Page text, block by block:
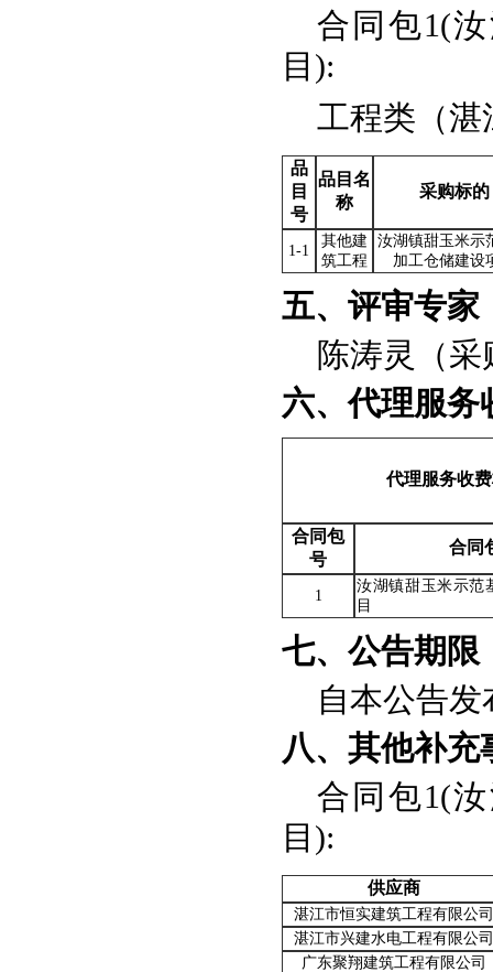
合同包1(
目):
工程类（湛
品
目
号
品目名
称
采购标的
1-1
其他建
筑工程
汝湖镇甜玉米示
加工仓储建设
五、评审专家
陈涛灵（
六、代理服务
代理服务收
合同包
号
合同
1
汝湖镇甜玉米示范
目
七、公告期限
自本公告
八、其他补充
合同包1(
目):
供应商
湛江市恒实建筑工程有限公司
湛江市兴建水电工程有限公司
广东聚翔建筑工程有限公司